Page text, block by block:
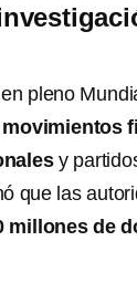
pleno
movimientos
y
que las
millones de